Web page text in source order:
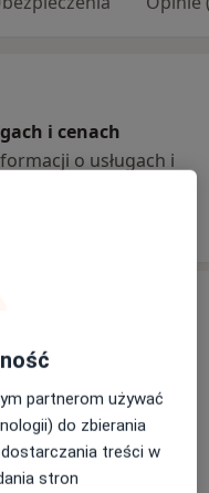
i cenach
o usługach i
się w nowej karcie
partnerom używać
do zbierania
treści w
stron